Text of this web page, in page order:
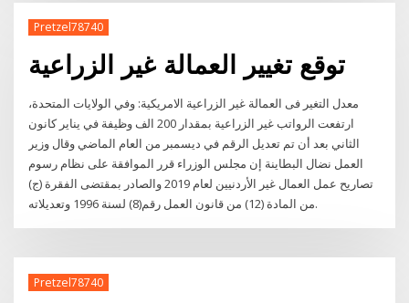
Pretzel78740
توقع تغيير العمالة غير الزراعية
معدل التغير فى العمالة غير الزراعية الامريكية: وفي الولايات المتحدة،
ارتفعت الرواتب غير الزراعية بمقدار 200 الف وظيفة في يناير كانون
الثاني بعد أن تم تعديل الرقم في ديسمبر من العام الماضي وقال وزير
العمل نضال البطاينة إن مجلس الوزراء قرر الموافقة على نظام رسوم
تصاريح عمل العمال غير الأردنيين لعام 2019 والصادر بمقتضى الفقرة (ج)
من المادة (12) من قانون العمل رقم(8) لسنة 1996 وتعديلاته.
Pretzel78740